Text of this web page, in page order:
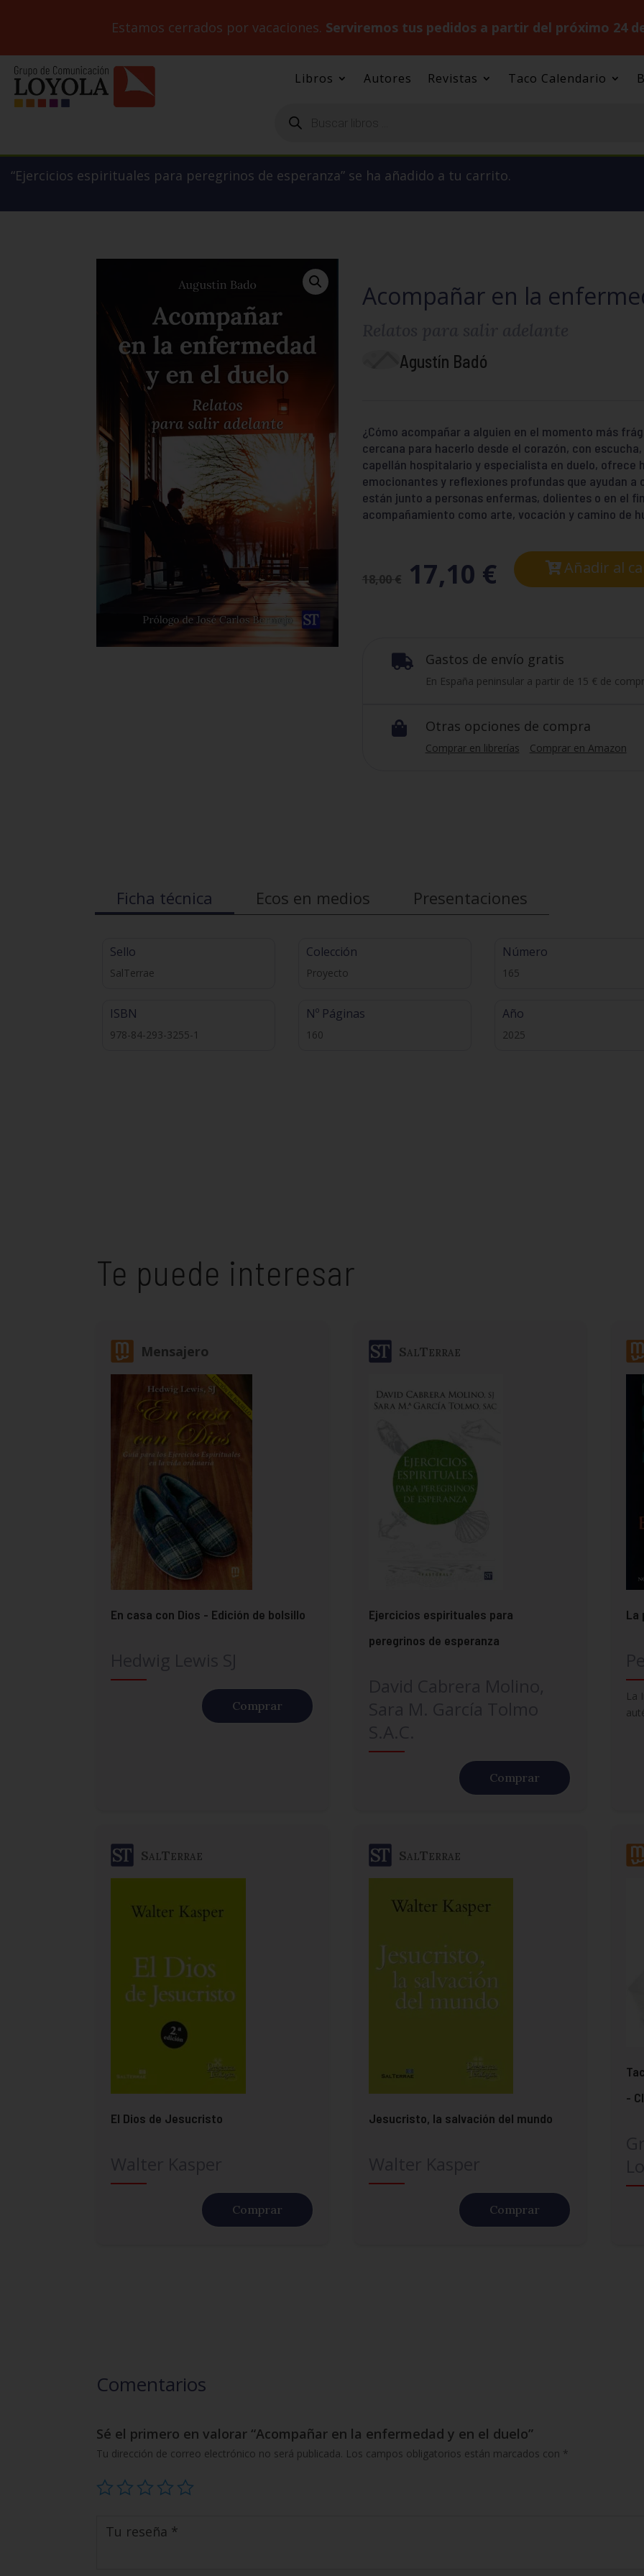
Estamos cerrados por vacaciones. Serviremos tus pedidos a partir del próximo 24
Libros Autores Revistas Taco Calendario
productos
“Ejercicios espirituales para peregrinos de esperanza” se ha añadido a tu carrito.
Acompañar en la
Agustín Badó
¿Cómo acompañar a alguien en el momento más
cercana para hacerlo desde el corazón, con
capellán hospitalario y especialista en duelo, ofrece
emocionantes y reflexiones profundas que ayudan a
están junto a personas enfermas, dolientes o en el
acompañamiento como arte, vocación y camino de
18,00€ 17,10 € Añadir al
 Gastos de envío gratis
En España peninsular a partir de 15 € de
 Otras opciones de compra
Comprar en librerías Comprar en Amazon
Ficha técnica Ecos en medios Presentaciones
Sello
SalTerrae
ISBN
978-84-293-3255-1
Colección
Proyecto
Nº Páginas
160
Número
165
Año
2025
Te puede interesar
Mensajero
En casa con Dios - Edición de bolsillo
Comprar
SalTerrae
Ejercicios espirituales para
peregrinos de esperanza
Comprar
La
La
SalTerrae
El Dios de Jesucristo
Comprar
SalTerrae
Jesucristo, la salvación del mundo
Comprar
-
Comentarios
Sé el primero en valorar “Acompañar en la enfermedad y en el duelo”
Tu dirección de correo electrónico no será publicada. Los campos obligatorios están marcados con *